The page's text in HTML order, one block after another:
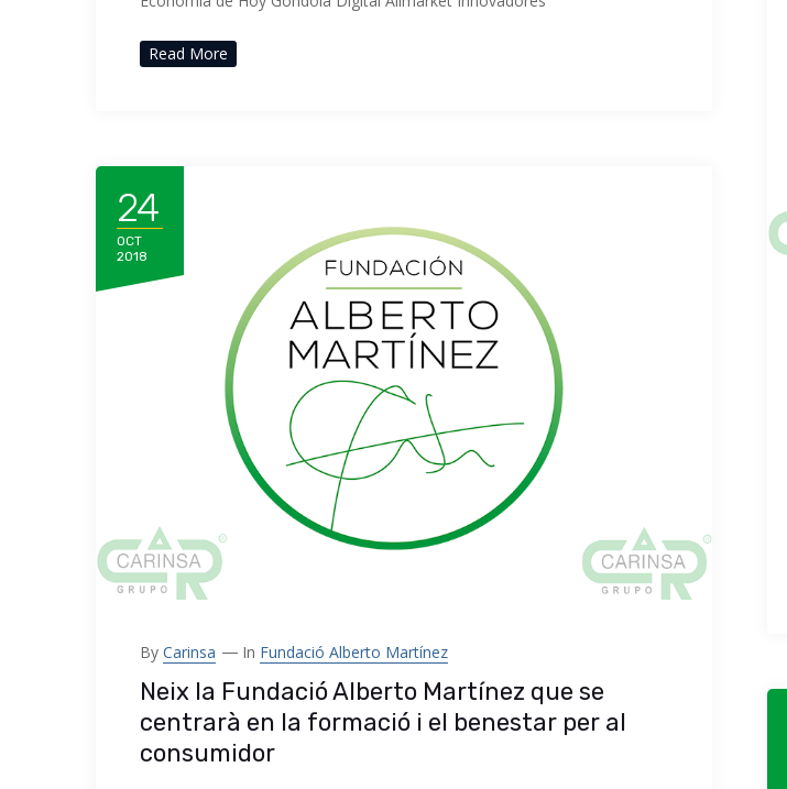
Read More
24
OCT
2018
By Carinsa In Fundació Alberto Martínez
Neix la Fundació Alberto Martínez que se
centrarà en la formació i el benestar per al
consumidor